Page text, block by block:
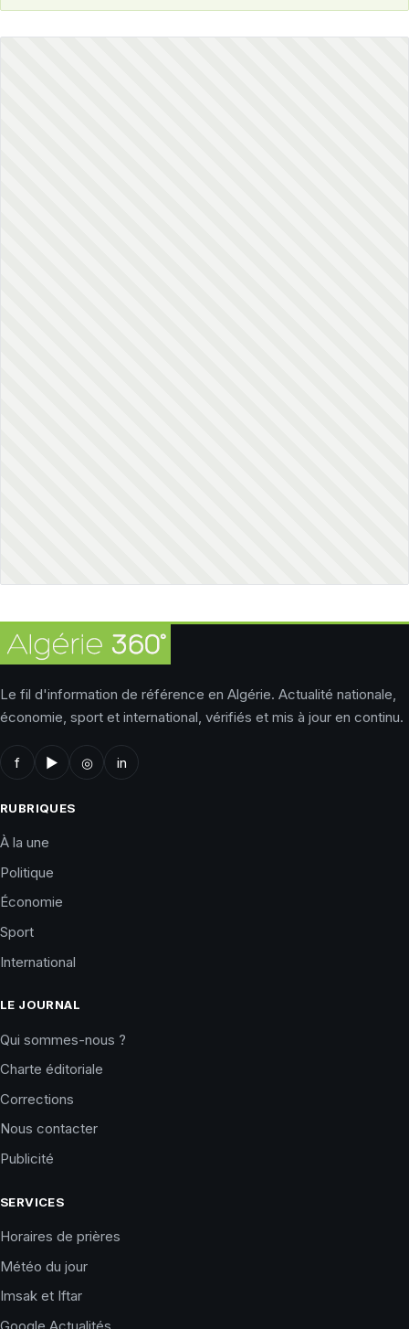
Le fil d'information de référence en Algérie. Actualité nationale,
économie, sport et international, vérifiés et mis à jour en continu.
f ▶ ◎ in
RUBRIQUES
À la une
Politique
Économie
Sport
International
LE JOURNAL
Qui sommes-nous ?
Charte éditoriale
Corrections
Nous contacter
Publicité
SERVICES
Horaires de prières
Météo du jour
Imsak et Iftar